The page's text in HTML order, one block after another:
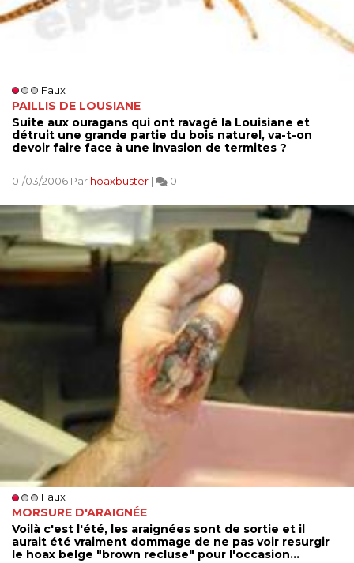
Faux
PAILLIS DE LOUSIANE
Suite aux ouragans qui ont ravagé la Louisiane et
détruit une grande partie du bois naturel, va-t-on
devoir faire face à une invasion de termites ?
01/03/2006 Par hoaxbuster | 0
Faux
MORSURE D'ARAIGNÉE
Voilà c'est l'été, les araignées sont de sortie et il
aurait été vraiment dommage de ne pas voir resurgir
le hoax belge "brown recluse" pour l'occasion...